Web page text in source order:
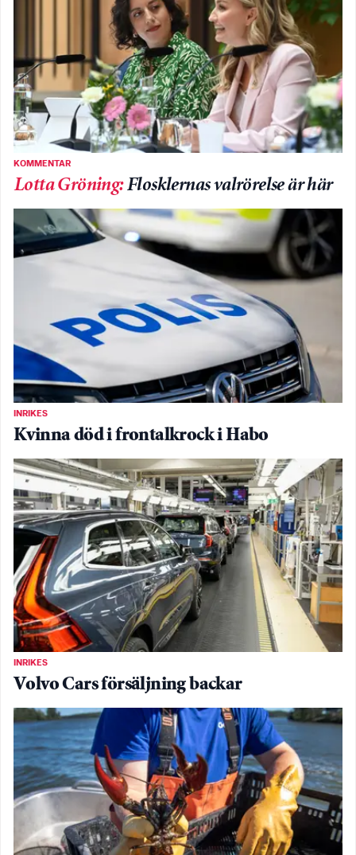
KOMMENTAR
Lotta Gröning:Flosklernas valrörelse är här
INRIKES
Kvinna död i frontalkrock i Habo
INRIKES
Volvo Cars försäljning backar